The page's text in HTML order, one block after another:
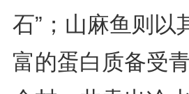
石”；山麻鱼则以
富的蛋白质备受